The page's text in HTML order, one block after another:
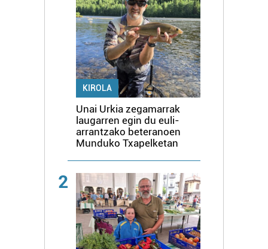
KIROLA
Unai Urkia zegamarrak
laugarren egin du euli-
arrantzako beteranoen
Munduko Txapelketan
2